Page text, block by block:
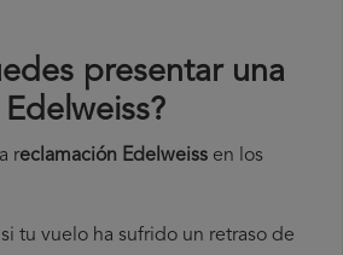
presentar una
?
reclamación Edelweiss en los
tu vuelo ha sufrido un retraso de